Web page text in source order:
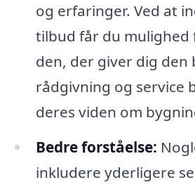
og erfaringer. Ved at
tilbud får du
den, der giver dig den
rådgivning og service
deres viden om
Bedre forståelse:
inkludere yderligere